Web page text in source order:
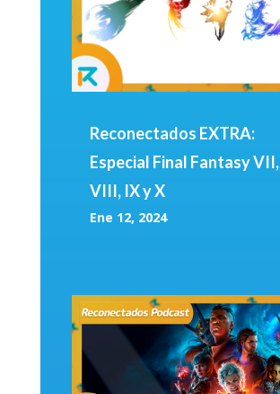
Reconectados EXTRA:
Especial Final Fantasy VII,
VIII, IX y X
Ene 12, 2024